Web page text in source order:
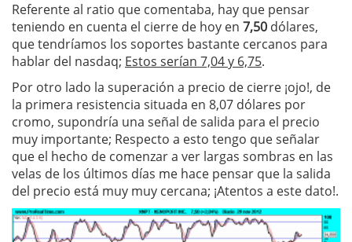
Referente al ratio que comentaba, hay que pensar
teniendo en cuenta el cierre de hoy en 7,50 dólares,
que tendríamos los soportes bastante cercanos para
hablar del nasdaq; Estos serían 7,04 y 6,75.
Por otro lado la superación a precio de cierre ¡ojo!, de
la primera resistencia situada en 8,07 dólares por
cromo, supondría una señal de salida para el precio
muy importante; Respecto a esto tengo que señalar
que el hecho de comenzar a ver largas sombras en las
velas de los últimos días me hace pensar que la salida
del precio está muy muy cercana; ¡Atentos a este dato!.